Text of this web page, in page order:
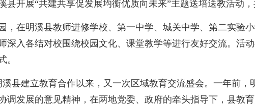
县开展“共建共享促发展均衡优质向未来”主题送培送教活动，
在明溪县教师进修学校、第一中学、城关中学、第二实验
深入各结对校围绕校园文化、课堂教学等进行友好交流。活
。
建立教育合作以来，又一次区域教育交流盛会。一年前，
调发展的意见精神，在两地党委、政府的牵头指导下，县教